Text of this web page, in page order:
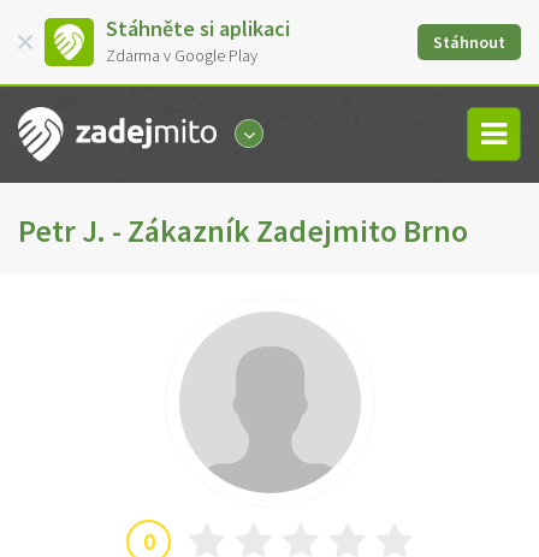
Stáhněte si aplikaci
Zdarma v Google Play
Stáhnout
Petr J. - Zákazník Zadejmito Brno
0